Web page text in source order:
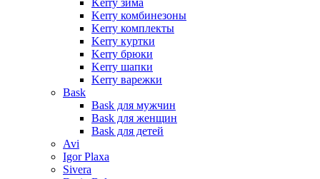
Kerry зима
Kerry комбинезоны
Kerry комплекты
Kerry куртки
Kerry брюки
Kerry шапки
Kerry варежки
Bask
Bask для мужчин
Bask для женщин
Bask для детей
Avi
Igor Plaxa
Sivera